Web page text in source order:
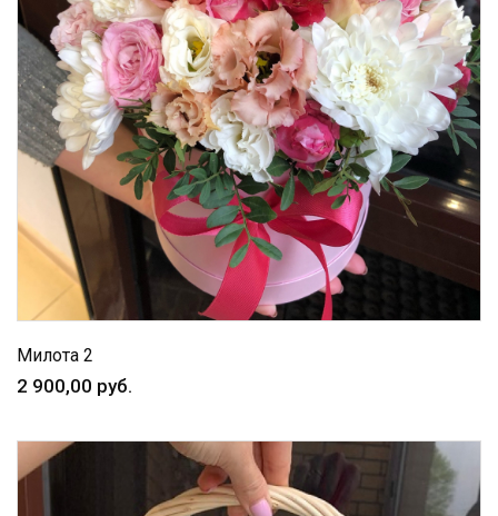
Милота 2
2 900,00 руб.